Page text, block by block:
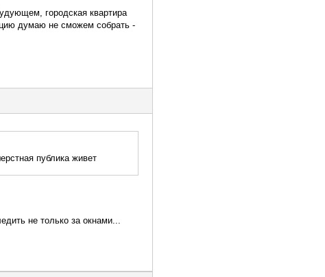
городская квартира
думаю не сможем собрать -
публика живет
не только за окнами...